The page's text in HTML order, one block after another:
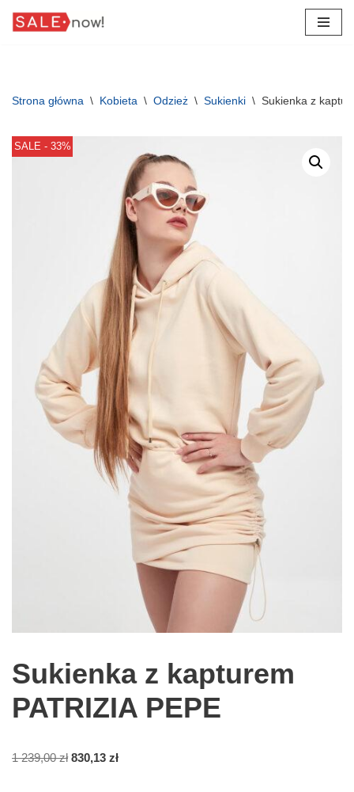
Strona główna \ Kobieta \ Odzież \ Sukienki \ Sukienka z
SALE - 33%
Sukienka z kapturem
PATRIZIA PEPE
1 239,00zł 830,13 zł